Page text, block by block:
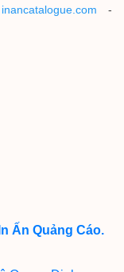
inancatalogue.com -
Ấn Quảng Cáo.